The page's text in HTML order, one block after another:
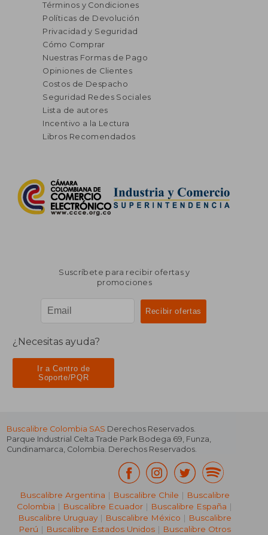
Términos y Condiciones
Políticas de Devolución
Privacidad y Seguridad
Cómo Comprar
Nuestras Formas de Pago
Opiniones de Clientes
Costos de Despacho
Seguridad Redes Sociales
Lista de autores
Incentivo a la Lectura
Libros Recomendados
Suscríbete para recibir ofertas y
promociones
¿Necesitas ayuda?
Ir a Centro de
Soporte/PQR
Buscalibre Colombia SAS Derechos Reservados.
Parque Industrial Celta Trade Park Bodega 69, Funza,
Cundinamarca, Colombia. Derechos Reservados.
Buscalibre Argentina | Buscalibre Chile | Buscalibre
Colombia | Buscalibre Ecuador | Buscalibre España |
Buscalibre Uruguay| Buscalibre México | Buscalibre
Perú | Buscalibre Estados Unidos| Buscalibre Otros